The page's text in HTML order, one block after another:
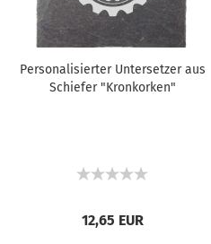
Personalisierter Untersetzer aus
Schiefer "Kronkorken"
12,65 EUR